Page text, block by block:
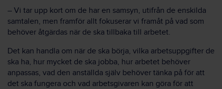
– Vi tar upp kort om de har en samsyn, utifrån de enskilda
samtalen, men framför allt fokuserar vi framåt på vad som
behöver åtgärdas när de ska tillbaka till arbetet.
Det kan handla om när de ska börja, vilka arbetsuppgifter de
ska ha, hur mycket de ska jobba, hur arbetet behöver
anpassas, vad den anställda själv behöver tänka på för att
det ska fungera och vad arbetsgivaren kan göra för att